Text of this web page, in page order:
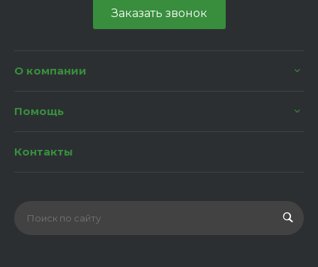
Заказать звонок
О компании
Помощь
Контакты